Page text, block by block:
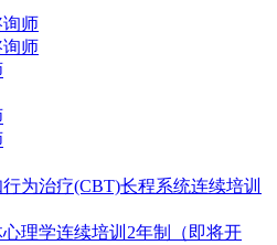
询师
询师
行为治疗(CBT)长程系统连续培训
心理学连续培训2年制（即将开